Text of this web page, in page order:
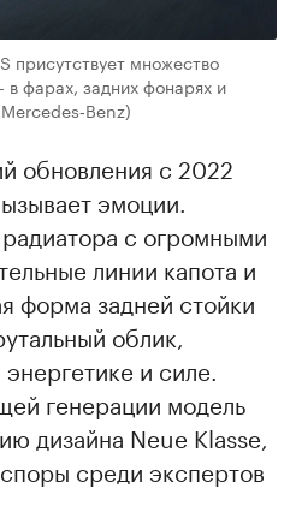
присутствует множество
фарах, задних фонарях и
обновления с 2022
эмоции.
с огромными
линии капота и
форма задней стойки
облик,
и силе.
генерации модель
дизайна Neue Klasse,
среди экспертов